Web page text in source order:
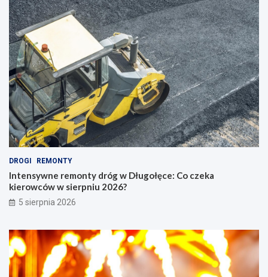
DROGI REMONTY
Intensywne remonty dróg w Długołęce: Co czeka
kierowców w sierpniu 2026?
5 sierpnia 2026